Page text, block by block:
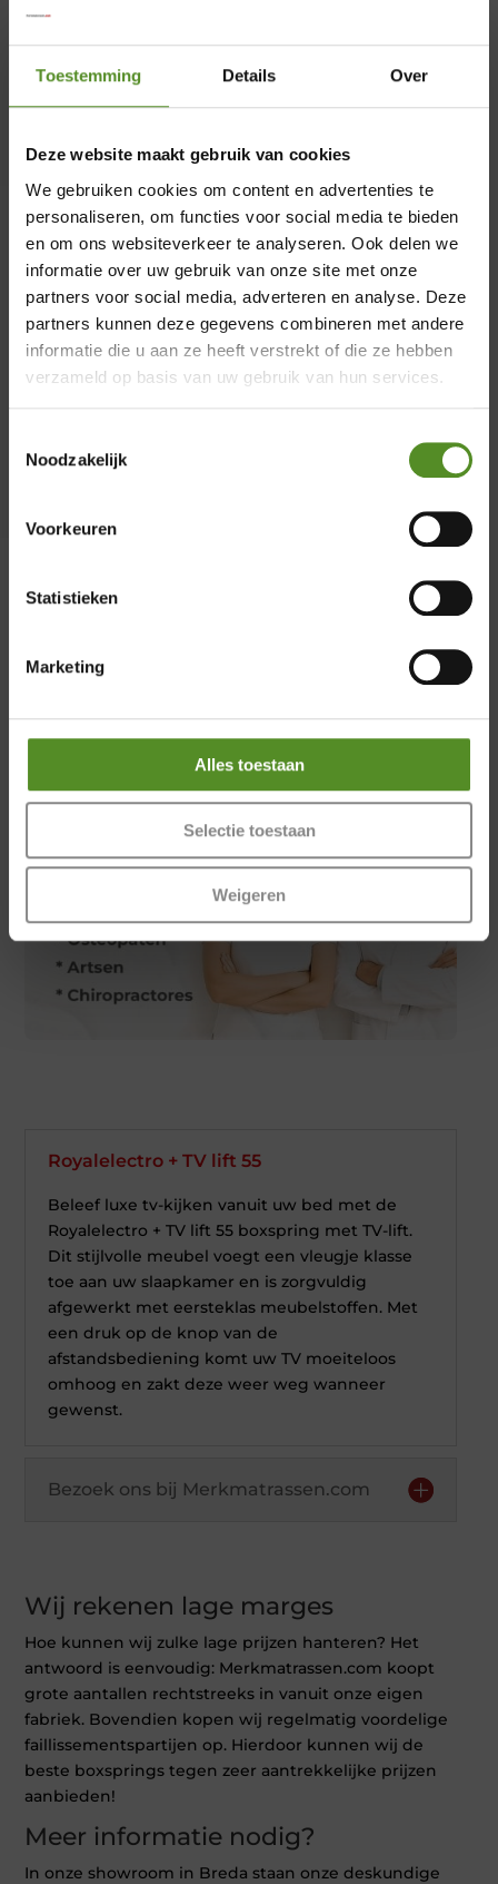
Toestemming Details Over
Deze website maakt gebruik van cookies
We gebruiken cookies om content en advertenties te
personaliseren, om functies voor social media te bieden
en om ons websiteverkeer te analyseren. Ook delen we
informatie over uw gebruik van onze site met onze
partners voor social media, adverteren en analyse. Deze
partners kunnen deze gegevens combineren met andere
informatie die u aan ze heeft verstrekt of die ze hebben
verzameld op basis van uw gebruik van hun services.
Noodzakelijk
Voorkeuren
Statistieken
Marketing
Alles toestaan
Selectie toestaan
Weigeren
Al meer dan twee decennia, sinds onze
oprichting in 1995, zijn wij een
toonaangevende aanbieder van
geschiedenis is de ontwikkeling van het
ErkendMatras®, ons kroonjuweel, dat door
de jaren heen talloze innovaties en
verbeteringen heeft ondergaan en nu een
ongeëvenaarde perfectie heeft bereikt. Als
trotse officiële partner van ErkendMatras
biedt Merkmatrassen niet alleen
producten van topkwaliteit, maar ook een
Royalelectro + TV lift 55
Beleef luxe tv-kijken vanuit uw bed met de
Royalelectro + TV lift 55 boxspring met TV-lift.
Dit stijlvolle meubel voegt een vleugje klasse
toe aan uw slaapkamer en is zorgvuldig
afgewerkt met eersteklas meubelstoffen. Met
een druk op de knop van de
afstandsbediening komt uw TV moeiteloos
omhoog en zakt deze weer weg wanneer
gewenst.
Bezoek ons bij Merkmatrassen.com
Wij rekenen lage marges
Hoe kunnen wij zulke lage prijzen hanteren? Het
antwoord is eenvoudig: Merkmatrassen.com koopt
grote aantallen rechtstreeks in vanuit onze eigen
fabriek. Bovendien kopen wij regelmatig voordelige
faillissementspartijen op. Hierdoor kunnen wij de
beste boxsprings tegen zeer aantrekkelijke prijzen
aanbieden!
Meer informatie nodig?
In onze showroom in Breda staan onze deskundige
Showroom Breda
Vrijdag 12:00 – 17:00
Zondag 12:00 – 17:00
×